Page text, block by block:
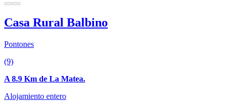
Casa Rural Balbino
Pontones
(9)
A 8.9 Km de La Matea.
Alojamiento entero